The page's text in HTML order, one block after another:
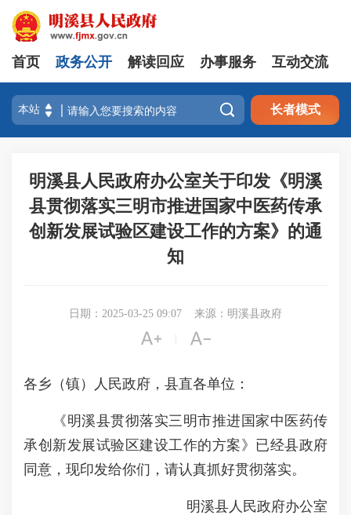
首页 政务公开 解读回应 办事服务 互动交流
 长者模式
明溪县人民政府办公室关于印发《明溪
县贯彻落实三明市推进国家中医药传承
创新发展试验区建设工作的方案》的通
知
日期：2025-03-25 09:07 来源：明溪县政府
 
各乡（镇）人民政府，县直各单位：
《明溪县贯彻落实三明市推进国家中医药传
承创新发展试验区建设工作的方案》已经县政府
同意，现印发给你们，请认真抓好贯彻落实。
明溪县人民政府办公室